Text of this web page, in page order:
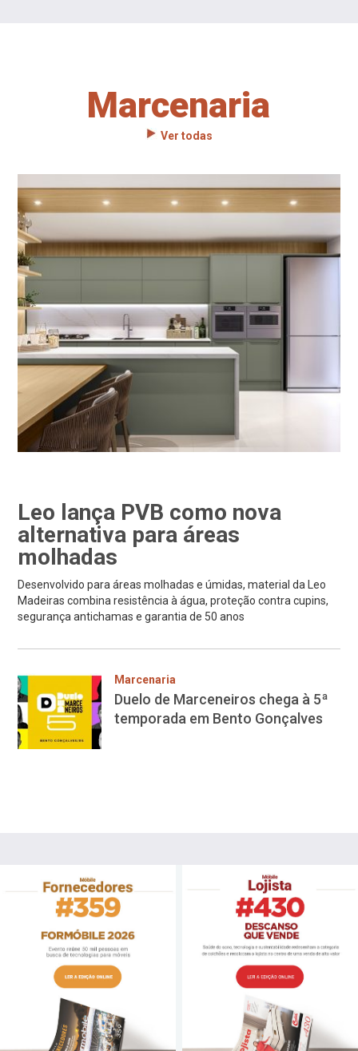
Marcenaria
Ver todas
Leo lança PVB como nova
alternativa para áreas
molhadas
Desenvolvido para áreas molhadas e úmidas, material da Leo
Madeiras combina resistência à água, proteção contra cupins,
segurança antichamas e garantia de 50 anos
Marcenaria
Duelo de Marceneiros chega à 5ª
temporada em Bento Gonçalves